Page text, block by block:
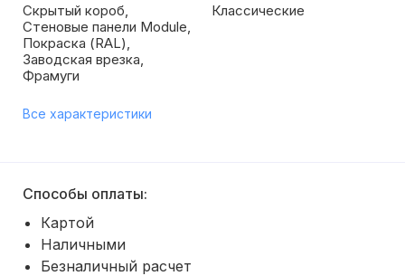
Скрытый короб,
Стеновые панели Module,
Покраска (RAL),
Заводская врезка,
Фрамуги
Классические
Все характеристики
Способы оплаты:
Картой
Наличными
Безналичный расчет